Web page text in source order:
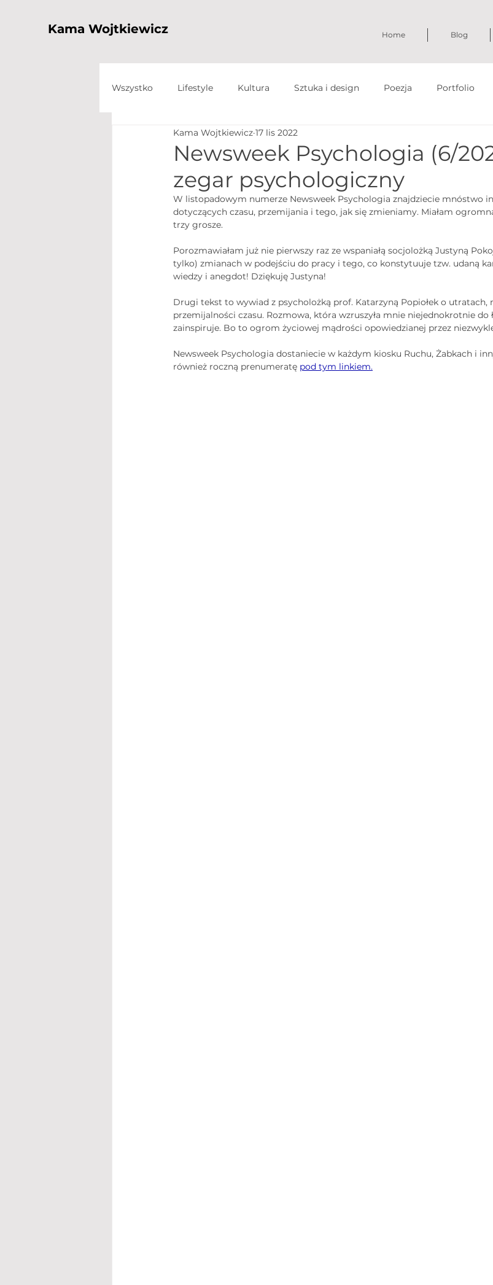
Kama Wojtkiewicz Home Blog
Wszystko Lifestyle Kultura Sztuka i design Poezja Portfolio
Newsweek Psychologia (6/
zegar psychologiczny
Kama Wojtkiewicz 17 lis 2022
W listopadowym numerze Newsweek Psychologia znajdziecie mnóstwo
dotyczących czasu, przemijania i tego, jak się zmieniamy. Miałam
trzy grosze.
Porozmawiałam już nie pierwszy raz ze wspaniałą socjolożką Justyną
tylko) zmianach w podejściu do pracy i tego, co konstytuuje tzw. udaną
wiedzy i anegdot! Dziękuję Justyna!
Drugi tekst to wywiad z psycholożką prof. Katarzyną Popiołek o utratach,
przemijalności czasu. Rozmowa, która wzruszyła mnie niejednokrotnie do
zainspiruje. Bo to ogrom życiowej mądrości opowiedzianej przez
Newsweek Psychologia dostaniecie w każdym kiosku Ruchu, Żabkach i
również roczną prenumeratę pod tym linkiem.